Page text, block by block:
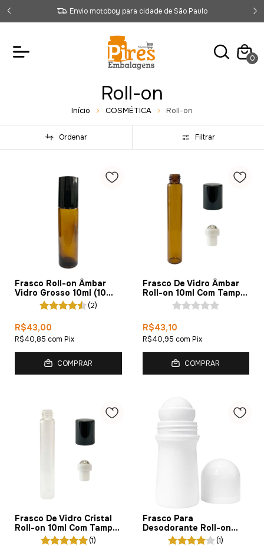
Envio motoboy para cidade de São Paulo
0
Roll-on
Início COSMÉTICA Roll-on
Ordenar Filtrar
Frasco Roll-on Âmbar
Vidro Grosso 10ml (10
Peças)
(2)
R$43,00
R$40,85 com Pix
COMPRAR
Frasco De Vidro Âmbar
Roll-on 10ml Com Tampa
(10 Peças)
R$43,10
R$40,95 com Pix
COMPRAR
Frasco De Vidro Cristal
Roll-on 10ml Com Tampa
(10 Peças)
(1)
Frasco Para
Desodorante Roll-on
Vazio 70ml (20 Peças)
(1)